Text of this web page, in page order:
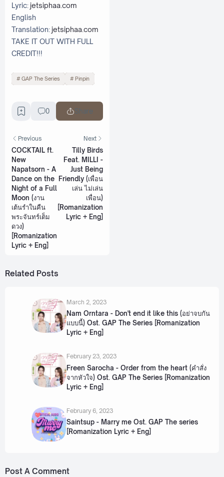
Lyric:jetsiphaa.com
English
Translation:jetsiphaa.com
TAKE IT OUT WITH FULL
CREDIT!!!
GAP The Series Pinpin
0 Share
Previous
COCKTAIL ft.
New
Napatsorn - A
Dance on the
Night of a Full
Moon (งาน
เต้นรำในคืน
พระจันทร์เต็ม
ดวง)
[Romanization
Lyric + Eng]
Next
Tilly Birds
Feat. MILLI -
Just Being
Friendly (เพื่อน
เล่น ไม่เล่น
เพื่อน)
[Romanization
Lyric + Eng]
Related Posts
March 2, 2023
Nam Orntara - Don't end it like this (อย่าจบกัน
แบบนี้) Ost. GAP The Series [Romanization
Lyric + Eng]
February 23, 2023
Freen Sarocha - Order from the heart (คำสั่ง
จากหัวใจ) Ost. GAP The Series [Romanization
Lyric + Eng]
February 6, 2023
Saintsup - Marry me Ost. GAP The series
[Romanization Lyric + Eng]
Post A Comment